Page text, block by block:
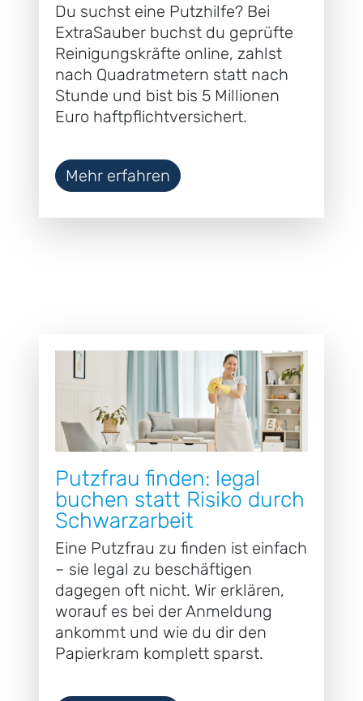
Du suchst eine Putzhilfe? Bei
ExtraSauber buchst du geprüfte
Reinigungskräfte online, zahlst
nach Quadratmetern statt nach
Stunde und bist bis 5 Millionen
Euro haftpflichtversichert.
Mehr erfahren
Putzfrau finden: legal
buchen statt Risiko durch
Schwarzarbeit
Eine Putzfrau zu finden ist einfach
– sie legal zu beschäftigen
dagegen oft nicht. Wir erklären,
worauf es bei der Anmeldung
ankommt und wie du dir den
Papierkram komplett sparst.